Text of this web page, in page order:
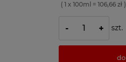
( 1 x 100ml = 106,66 zł )
- + szt.